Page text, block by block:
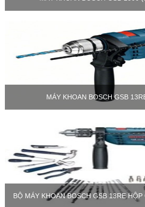
MÁY KHOAN BOSCH GSB
BỘ MÁY KHOAN BOSCH GSB 13RE